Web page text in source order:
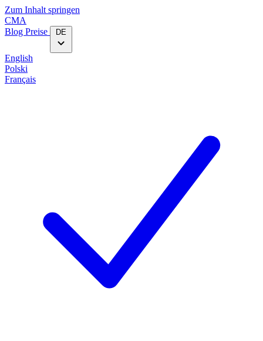
Zum Inhalt springen
CMA
Blog‎ Preise DE
English
Polski
Français